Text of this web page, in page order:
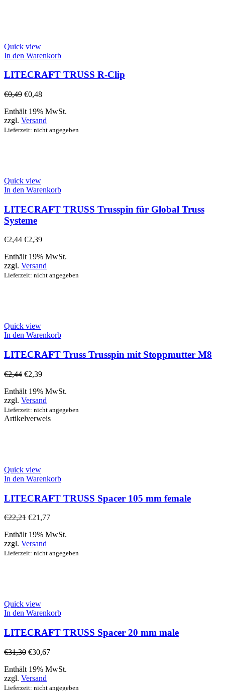
Quick view
In den Warenkorb
LITECRAFT TRUSS R-Clip
€0,49 €0,48
Enthält 19% MwSt.
zzgl. Versand
Lieferzeit: nicht angegeben
Quick view
In den Warenkorb
LITECRAFT TRUSS Trusspin für Global Truss
Systeme
€2,44 €2,39
Enthält 19% MwSt.
zzgl. Versand
Lieferzeit: nicht angegeben
Quick view
In den Warenkorb
LITECRAFT Truss Trusspin mit Stoppmutter M8
€2,44 €2,39
Enthält 19% MwSt.
zzgl. Versand
Lieferzeit: nicht angegeben
Artikelverweis
Quick view
In den Warenkorb
LITECRAFT TRUSS Spacer 105 mm female
€22,21 €21,77
Enthält 19% MwSt.
zzgl. Versand
Lieferzeit: nicht angegeben
Quick view
In den Warenkorb
LITECRAFT TRUSS Spacer 20 mm male
€31,30 €30,67
Enthält 19% MwSt.
zzgl. Versand
Lieferzeit: nicht angegeben